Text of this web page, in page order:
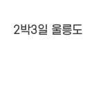
2박3일 울릉도